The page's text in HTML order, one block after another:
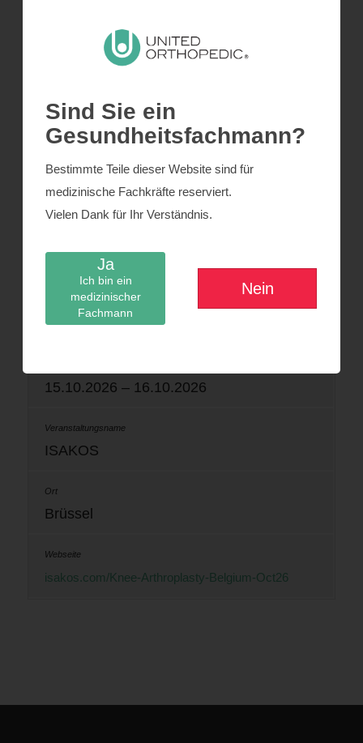
Sind Sie ein
Gesundheitsfachmann?
Bestimmte Teile dieser Website sind für
medizinische Fachkräfte reserviert.
Vielen Dank für Ihr Verständnis.
Ja
Ich bin ein
medizinischer
Fachmann
Nein
esska-congress.org
24.06.2026 – 26.06.2026
Swiss Ortho
organizers-congress.org
15.10.2026 – 16.10.2026
ISAKOS
Brüssel
isakos.com/Knee-Arthroplasty-Belgium-Oct26